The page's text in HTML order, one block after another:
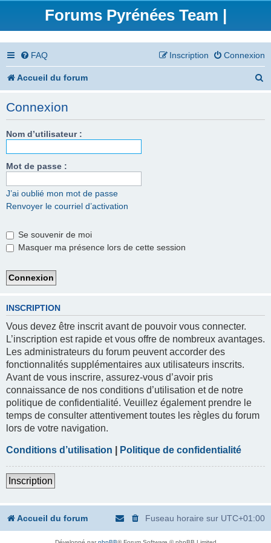
Forums Pyrénées Team |
FAQ Connexion
Inscription
Accueil du forum
Connexion
Nom d’utilisateur :
Mot de passe :
J’ai oublié mon mot de passe
Renvoyer le courriel d’activation
Se souvenir de moi
Masquer ma présence lors de cette session
INSCRIPTION
Vous devez être inscrit avant de pouvoir vous connecter.
L’inscription est rapide et vous offre de nombreux avantages.
Les administrateurs du forum peuvent accorder des
fonctionnalités supplémentaires aux utilisateurs inscrits.
Avant de vous inscrire, assurez-vous d’avoir pris
connaissance de nos conditions d’utilisation et de notre
politique de confidentialité. Veuillez également prendre le
temps de consulter attentivement toutes les règles du forum
lors de votre navigation.
Conditions d’utilisation Politique de confidentialité
Inscription
Accueil du forum Fuseau horaire sur UTC+01:00